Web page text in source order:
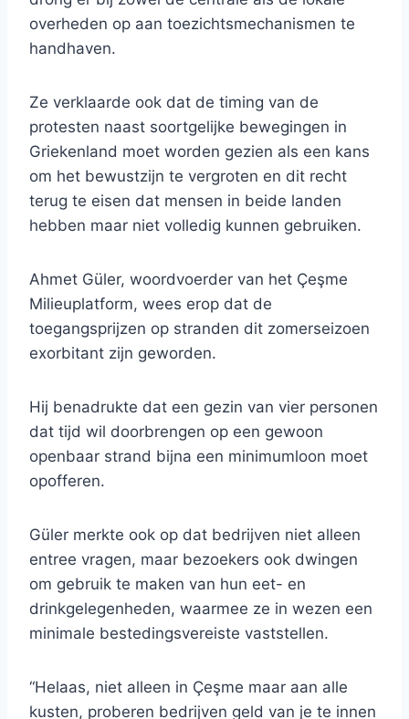
overheden op aan toezichtsmechanismen te
handhaven.
Ze verklaarde ook dat de timing van de
protesten naast soortgelijke bewegingen in
Griekenland moet worden gezien als een kans
om het bewustzijn te vergroten en dit recht
terug te eisen dat mensen in beide landen
hebben maar niet volledig kunnen gebruiken.
Ahmet Güler, woordvoerder van het Çeşme
Milieuplatform, wees erop dat de
toegangsprijzen op stranden dit zomerseizoen
exorbitant zijn geworden.
Hij benadrukte dat een gezin van vier personen
dat tijd wil doorbrengen op een gewoon
openbaar strand bijna een minimumloon moet
opofferen.
Güler merkte ook op dat bedrijven niet alleen
entree vragen, maar bezoekers ook dwingen
om gebruik te maken van hun eet- en
drinkgelegenheden, waarmee ze in wezen een
minimale bestedingsvereiste vaststellen.
“Helaas, niet alleen in Çeşme maar aan alle
kusten, proberen bedrijven geld van je te innen